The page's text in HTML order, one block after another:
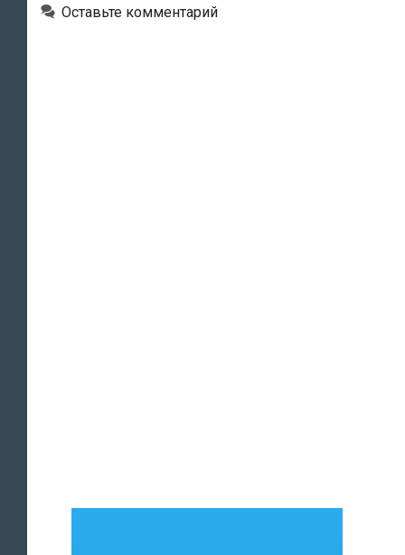
Оставьте комментарий